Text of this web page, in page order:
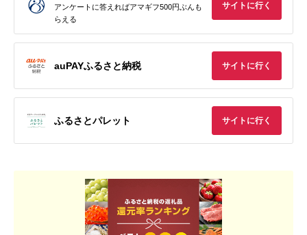
アンケートに答えればアマギフ500円ぶんも
らえる
サイトに行く
auPAYふるさと納税 サイトに行く
ふるさとパレット サイトに行く